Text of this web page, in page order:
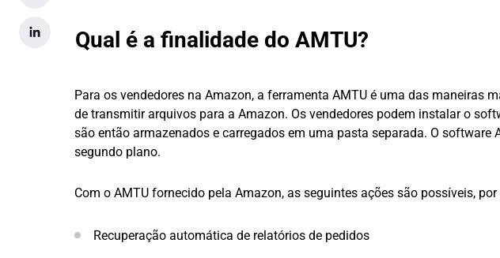
Qual é a finalidade do AMTU?
Para os vendedores na Amazon, a ferramenta AMTU é uma das maneiras
de transmitir arquivos para a Amazon. Os vendedores podem instalar o
são então armazenados e carregados em uma pasta separada. O software
segundo plano.
Com o AMTU fornecido pela Amazon, as seguintes ações são possíveis, por
Recuperação automática de relatórios de pedidos